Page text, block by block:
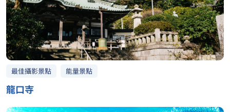
最佳攝影景點 能量景點
龍口寺